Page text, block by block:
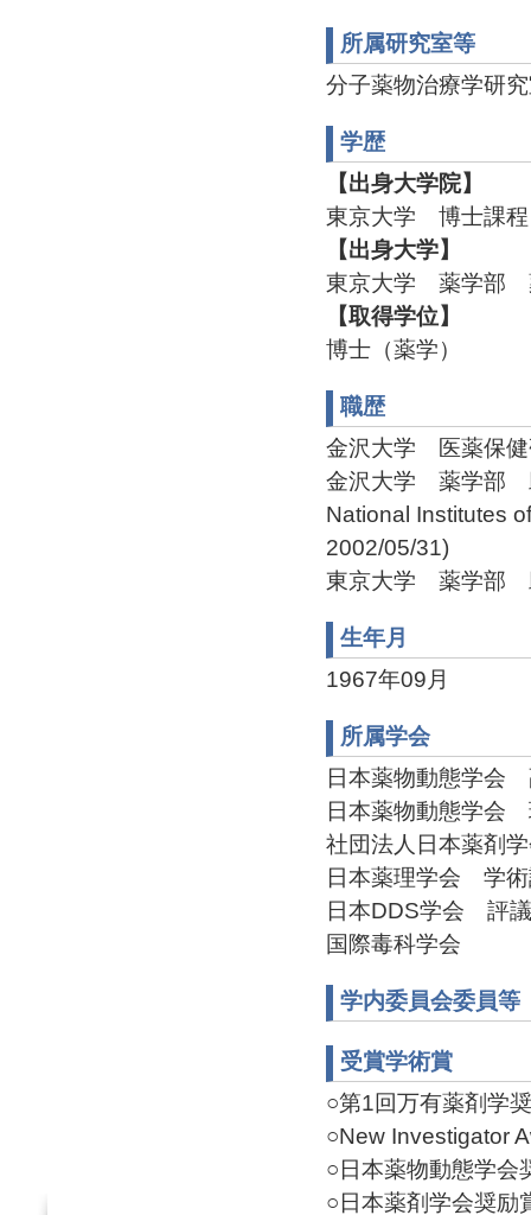
所属研究室等
分子薬物治療学研
学歴
【出身大学院】
東京大学 博士課
【出身大学】
東京大学 薬学部
【取得学位】
博士（薬学）
職歴
金沢大学 医薬保
金沢大学 薬学部
National Institutes
2002/05/31)
東京大学 薬学部
生年月
1967年09月
所属学会
日本薬物動態学会
日本薬物動態学会
社団法人日本薬剤
日本薬理学会 学
日本DDS学会 評
国際毒科学会
学内委員会委員等
受賞学術賞
○第1回万有薬剤学
○New Investigator
○日本薬物動態学会
○日本薬剤学会奨励